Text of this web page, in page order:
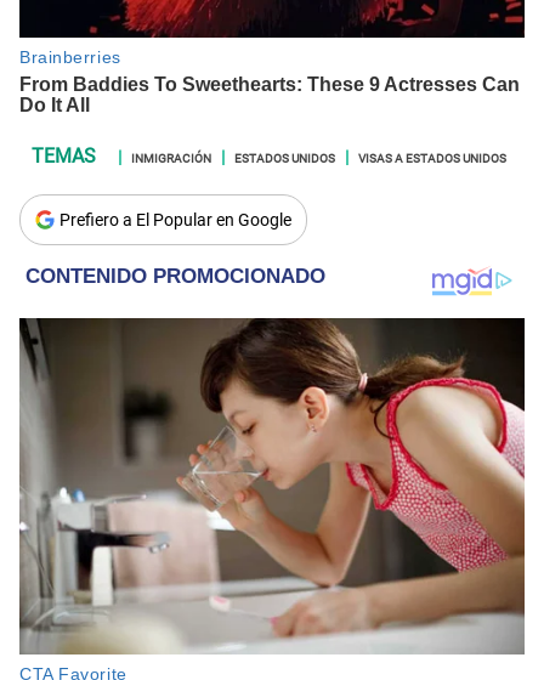
INMIGRACIÓN ESTADOS UNIDOS VISAS A ESTADOS UNIDOS
Prefiero a El Popular en Google